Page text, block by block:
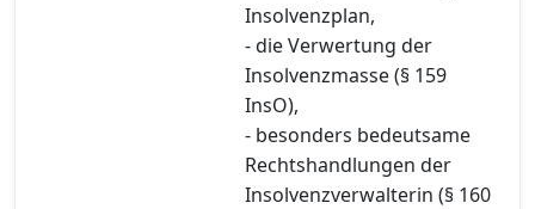
Insolvenzplan,
- die Verwertung der
Insolvenzmasse (§ 159
InsO),
- besonders bedeutsame
Rechtshandlungen der
Insolvenzverwalterin (§ 160